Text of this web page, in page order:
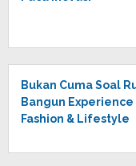
Bukan Cuma Soal
Bangun
Fashion & Lifestyle